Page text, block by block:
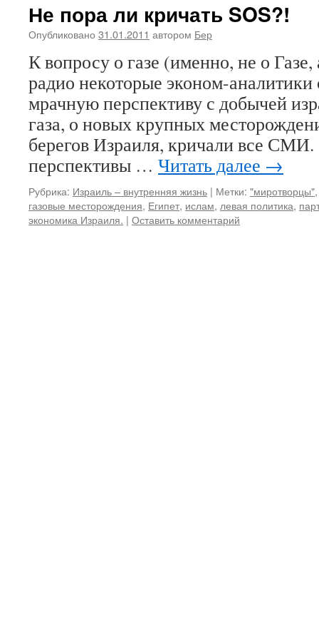
Не пора ли кричать SOS?!
Опубликовано 31.01.2011 автором Бер
К вопросу о газе (именно, не о Газе,
радио некоторые эконом-аналитики
мрачную перспективу с добычей
газа, о новых крупных
берегов Израиля, кричали все
перспективы … Читать далее →
Рубрика: Израиль – внутренняя жизнь | Метки: "миротворцы"
газовые месторождения, Египет, ислам, левая политика,
экономика Израиля. | Оставить комментарий